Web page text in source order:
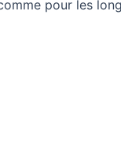
pour les